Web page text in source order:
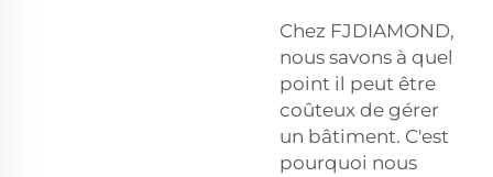
Chez FJDIAMOND,
nous savons à quel
point il peut être
coûteux de gérer
un bâtiment. C'est
pourquoi nous